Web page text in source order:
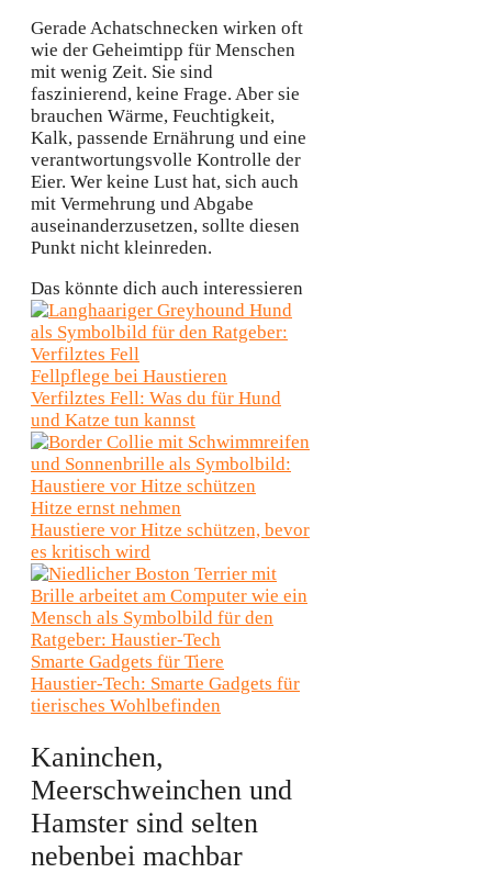
Gerade Achatschnecken wirken oft
wie der Geheimtipp für Menschen
mit wenig Zeit. Sie sind
faszinierend, keine Frage. Aber sie
brauchen Wärme, Feuchtigkeit,
Kalk, passende Ernährung und eine
verantwortungsvolle Kontrolle der
Eier. Wer keine Lust hat, sich auch
mit Vermehrung und Abgabe
auseinanderzusetzen, sollte diesen
Punkt nicht kleinreden.
Das könnte dich auch interessieren
Fellpflege bei Haustieren
Verfilztes Fell: Was du für Hund
und Katze tun kannst
Hitze ernst nehmen
Haustiere vor Hitze schützen, bevor
es kritisch wird
Smarte Gadgets für Tiere
Haustier-Tech: Smarte Gadgets für
tierisches Wohlbefinden
Kaninchen,
Meerschweinchen und
Hamster sind selten
nebenbei machbar